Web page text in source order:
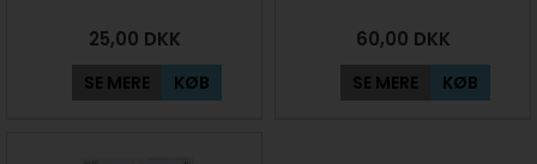
25,00 DKK
SE MERE KØB
60,00 DKK
SE MERE KØB